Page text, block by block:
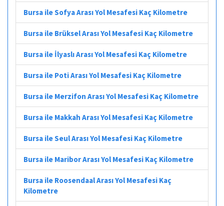
Bursa ile Sofya Arası Yol Mesafesi Kaç Kilometre
Bursa ile Brüksel Arası Yol Mesafesi Kaç Kilometre
Bursa ile İlyaslı Arası Yol Mesafesi Kaç Kilometre
Bursa ile Poti Arası Yol Mesafesi Kaç Kilometre
Bursa ile Merzifon Arası Yol Mesafesi Kaç Kilometre
Bursa ile Makkah Arası Yol Mesafesi Kaç Kilometre
Bursa ile Seul Arası Yol Mesafesi Kaç Kilometre
Bursa ile Maribor Arası Yol Mesafesi Kaç Kilometre
Bursa ile Roosendaal Arası Yol Mesafesi Kaç
Kilometre